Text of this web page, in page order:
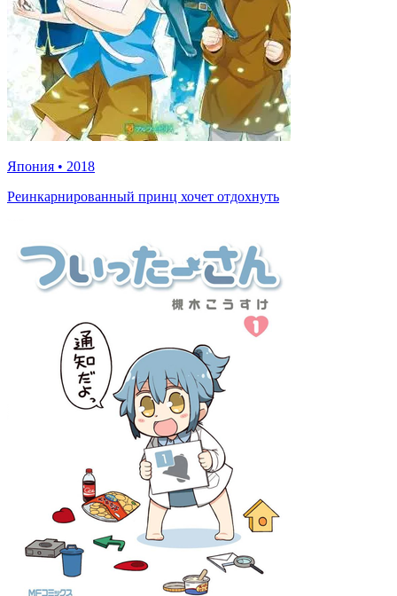
Япония • 2018
Реинкарнированный принц хочет отдохнуть